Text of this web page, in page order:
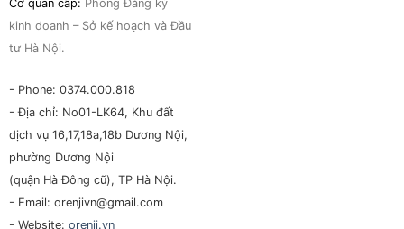
Cơ quan cấp: Phòng Đăng ký
kinh doanh – Sở kế hoạch và Đầu
tư Hà Nội.
- Phone: 0374.000.818
- Địa chỉ: No01-LK64, Khu đất
dịch vụ 16,17,18a,18b Dương Nội,
phường Dương Nội
(quận Hà Đông cũ), TP Hà Nội.
- Email: orenjivn@gmail.com
- Website: orenji.vn